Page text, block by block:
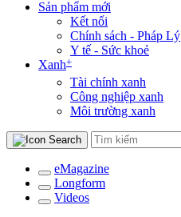
Sản phẩm mới
Kết nối
Chính sách - Pháp Lý
Y tế - Sức khoẻ
Xanh+
Tài chính xanh
Công nghiệp xanh
Môi trường xanh
eMagazine
Longform
Videos